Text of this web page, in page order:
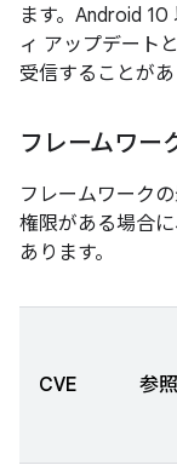
ます。Android
ィ アップデートと
受信することがあ
フレームワー
フレームワーク
権限がある場合
あります。
CVE 参照